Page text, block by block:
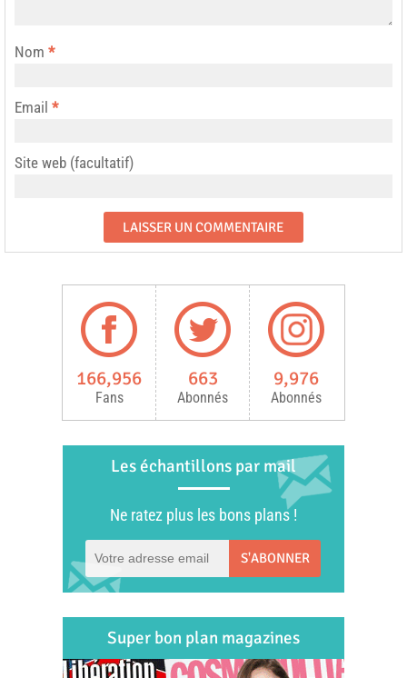
Nom *
Email *
Site web (facultatif)
166,956
Fans
663
Abonnés
9,976
Abonnés
Les échantillons par mail
Ne ratez plus les bons plans !
S'ABONNER
Super bon plan magazines